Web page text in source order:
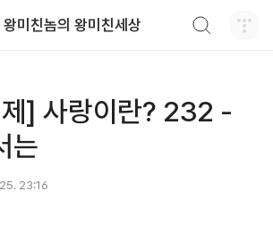
왕미친놈의 왕미친세상
] 사랑이란? 232 -
는
23:16